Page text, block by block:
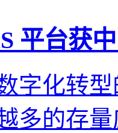
平台获
字化转
多的存